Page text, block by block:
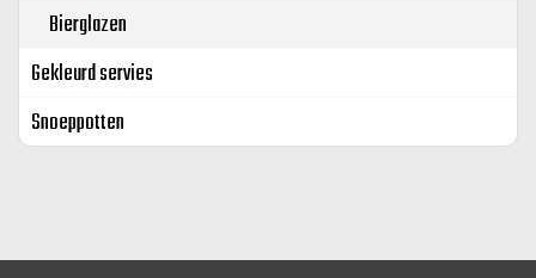
Bierglazen
Gekleurd servies
Snoeppotten